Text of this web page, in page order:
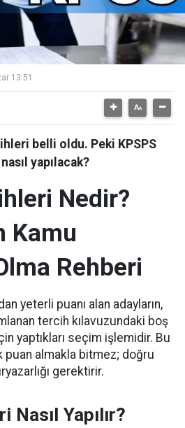
13:51
belli oldu. Peki KPSPS
yapılacak?
Nedir?
Kamu
Rehberi
yeterli puanı alan adayların,
tercih kılavuzundaki boş
yaptıkları seçim işlemidir. Bu
almakla bitmez; doğru
gerektirir.
Nasıl Yapılır?